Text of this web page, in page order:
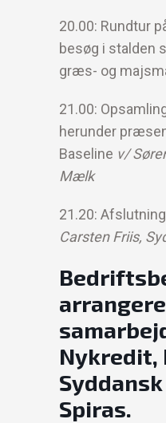
20.00: Rundtur
besøg i stalden
græs- og
21.00:
herunder
Baseline v/
Mælk
21.20:
Carsten Friis,
Nykredit,
Spiras.